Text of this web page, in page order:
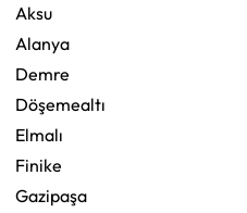
Aksu
Alanya
Demre
Döşemealtı
Elmalı
Finike
Gazipaşa